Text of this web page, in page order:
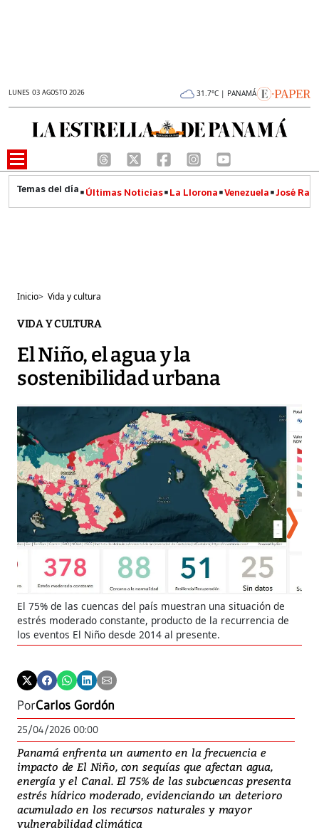
LUNES 03 AGOSTO 2026 31.7°C | PANAMÁ
Últimas Noticias La Llorona Venezuela José
Inicio> Vida y cultura
VIDA Y CULTURA
El Niño, el agua y la
sostenibilidad urbana
El 75% de las cuencas del país muestran una situación de
estrés moderado constante, producto de la recurrencia de
los eventos El Niño desde 2014 al presente.
PorCarlos Gordón
25/04/2026 00:00
Panamá enfrenta un aumento en la frecuencia e
impacto de El Niño, con sequías que afectan agua,
energía y el Canal. El 75% de las subcuencas presenta
estrés hídrico moderado, evidenciando un deterioro
acumulado en los recursos naturales y mayor
vulnerabilidad climática